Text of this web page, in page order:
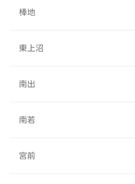
棒地
東上沼
南出
南若
宮前